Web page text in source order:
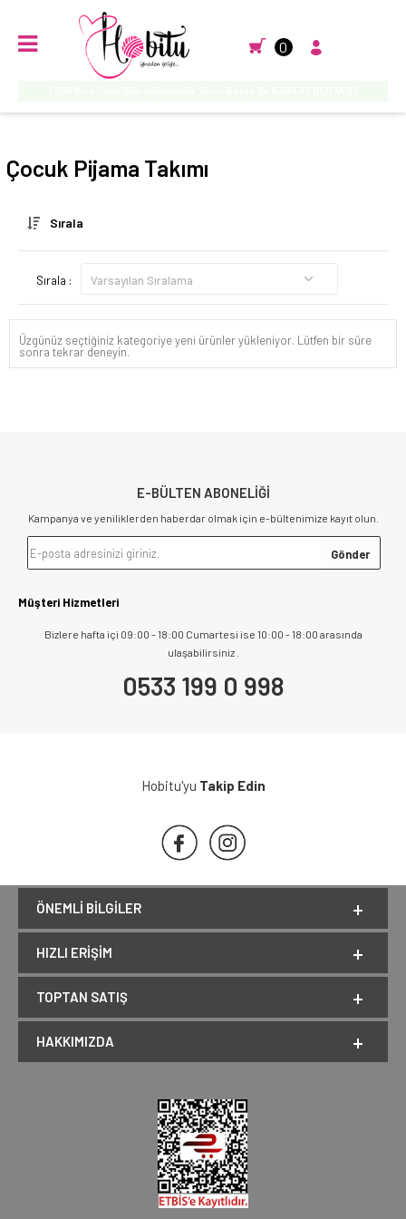
0
Çocuk Pijama Takımı
Sırala
Sırala :
Üzgünüz seçtiğiniz kategoriye yeni ürünler yükleniyor. Lütfen bir süre
sonra tekrar deneyin.
E-BÜLTEN ABONELİĞİ
Kampanya ve yeniliklerden haberdar olmak için e-bültenimize kayıt olun.
Müşteri Hizmetleri
Bizlere hafta içi 09:00 - 18:00 Cumartesi ise 10:00 - 18:00 arasında
ulaşabilirsiniz .
0533 199 0 998
Hobitu'yu Takip Edin
ÖNEMLI BILGILER
HIZLI ERIŞIM
TOPTAN SATIŞ
HAKKIMIZDA